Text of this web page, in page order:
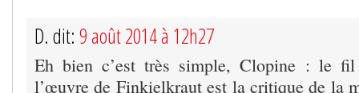
D. dit: 9 août 2014 à 12h27
Eh bien c’est très simple, Clopine : le
l’œuvre de Finkielkraut est la critique de la